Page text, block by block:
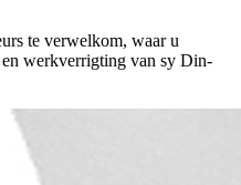
te verwelkom, waar u
en werkverrigting van sy Din-